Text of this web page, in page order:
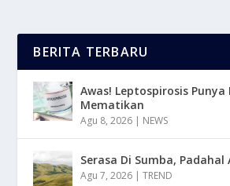
BERITA TERBARU
Awas! Leptospirosis
Mematikan
Agu 8, 2026 | NEWS
Serasa Di Sumba, Padahal
Agu 7, 2026 |TREND